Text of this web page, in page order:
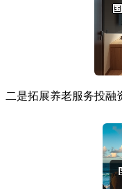
二是拓展养老服务投融